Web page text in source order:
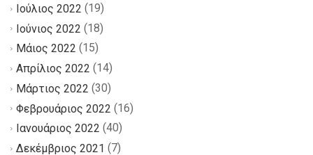
Ιούλιος 2022 (19)
Ιούνιος 2022 (18)
Μάιος 2022 (15)
Απρίλιος 2022 (14)
Μάρτιος 2022 (30)
Φεβρουάριος 2022 (16)
Ιανουάριος 2022 (40)
Δεκέμβριος 2021 (7)